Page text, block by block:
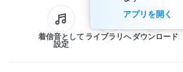
アプリを開く
着信音として
設定
ライブラリへ ダウンロード